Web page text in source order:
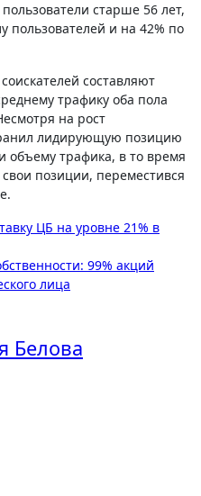
старше 56 лет,
пользователей и на 42% по
составляют
трафику оба пола
на рост
лидирующую позицию
объему трафика, в то время
позиции, переместився
ЦБ на уровне 21% в
99% акций
лица
Белова